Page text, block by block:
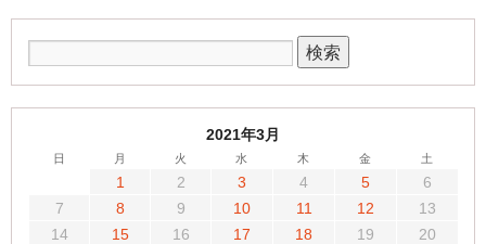
2021年3月
日 月 火 水 木 金 土
1 2 3 4 5
6
7
8 9 10 11 12
13
14
15 16 17 18 19
20